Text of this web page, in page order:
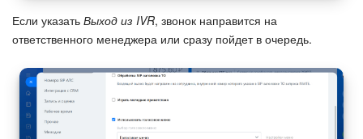
Если указать Выход из IVR, звонок направится на
ответственного менеджера или сразу пойдет в очередь.